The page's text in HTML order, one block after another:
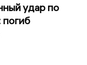
удар по